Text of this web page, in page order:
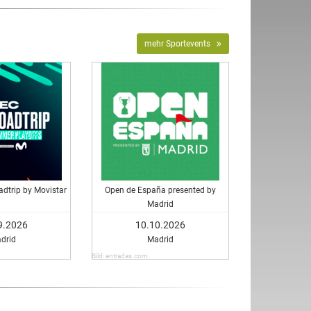
mehr Sportevents
by Movistar
Open de España presented by
Madrid
10.10.2026
Madrid
Bild: entradas.com